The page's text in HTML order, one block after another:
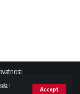
i
Accept